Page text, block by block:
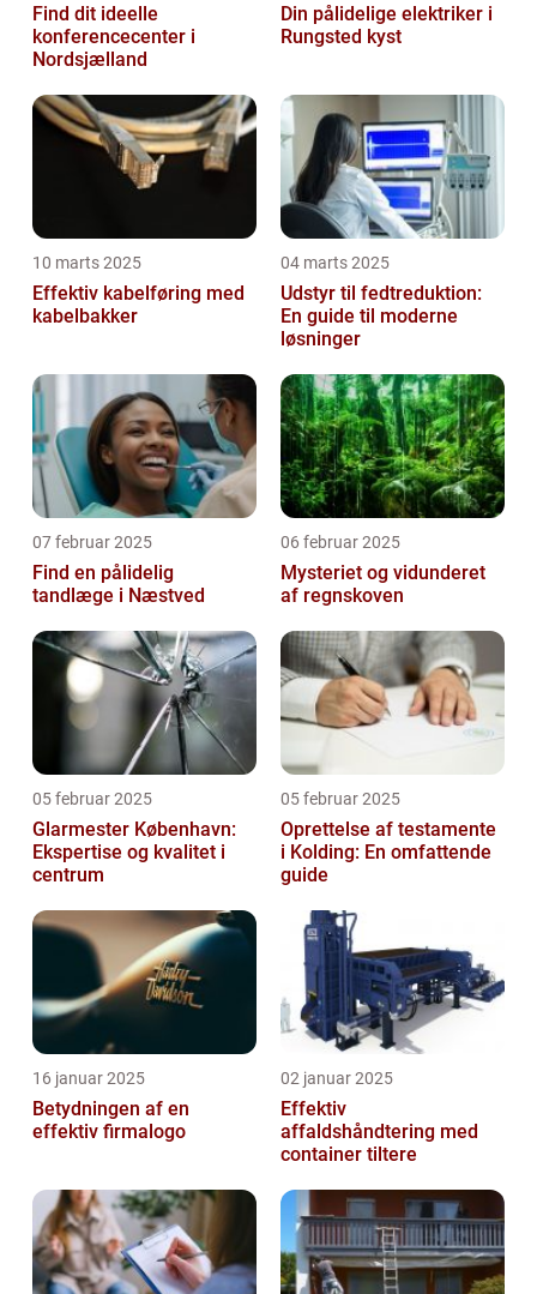
Find dit ideelle
konferencecenter i
Nordsjælland
Din pålidelige elektriker i
Rungsted kyst
10 marts 2025
Effektiv kabelføring med
kabelbakker
04 marts 2025
Udstyr til fedtreduktion:
En guide til moderne
løsninger
07 februar 2025
Find en pålidelig
tandlæge i Næstved
06 februar 2025
Mysteriet og vidunderet
af regnskoven
05 februar 2025
Glarmester København:
Ekspertise og kvalitet i
centrum
05 februar 2025
Oprettelse af testamente
i Kolding: En omfattende
guide
16 januar 2025
Betydningen af en
effektiv firmalogo
02 januar 2025
Effektiv
affaldshåndtering med
container tiltere